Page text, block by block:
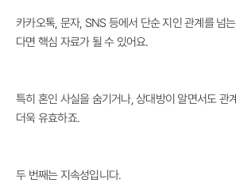
카카오톡, 문자, SNS 등에서 단순 지인 관계를 넘
다면 핵심 자료가 될 수 있어요.
특히 혼인 사실을 숨기거나, 상대방이 알면서도 관
더욱 유효하죠.
두 번째는 지속성입니다.